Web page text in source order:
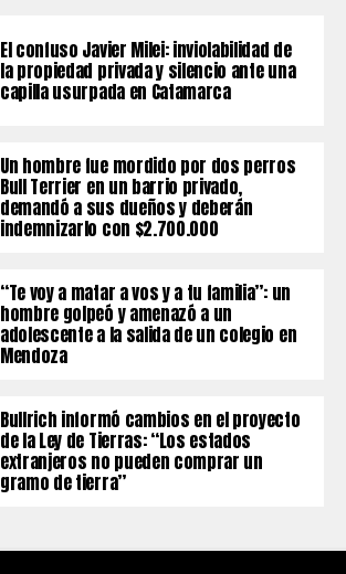
El confuso Javier Milei: inviolabilidad de
la propiedad privada y silencio ante una
capilla usurpada en Catamarca
Un hombre fue mordido por dos perros
Bull Terrier en un barrio privado,
demandó a sus dueños y deberán
indemnizarlo con $2.700.000
“Te voy a matar a vos y a tu familia”: un
hombre golpeó y amenazó a un
adolescente a la salida de un colegio en
Mendoza
Bullrich informó cambios en el proyecto
de la Ley de Tierras: “Los estados
extranjeros no pueden comprar un
gramo de tierra”